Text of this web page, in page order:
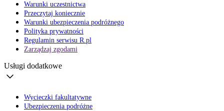
Warunki uczestnictwa
Przeczytaj koniecznie
Warunki ubezpieczenia podróżnego
Polityka prywatności
Regulamin serwisu R.pl
Zarządzaj zgodami
Usługi dodatkowe
Wycieczki fakultatywne
Ubezpieczenia podróżne